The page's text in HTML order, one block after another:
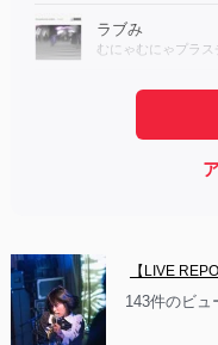
【LIVE
143件のビュ